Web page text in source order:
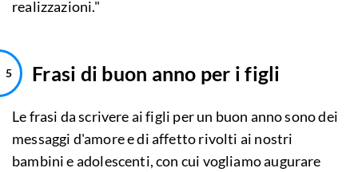
realizzazioni."
Frasi di buon anno per i figli
Le frasi da scrivere ai figli per un buon anno sono dei
messaggi d'amore e di affetto rivolti ai nostri
bambini e adolescenti, con cui vogliamo augurare